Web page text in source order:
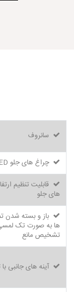
سانروف
چراغ های جلو LED
قابلیت تنظیم
های جلو
باز و بسته شدن
ها به صورت تک لمسی
تشخیص مانع
آینه های جانبی